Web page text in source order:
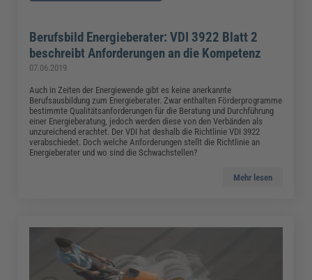
Berufsbild Energieberater: VDI 3922 Blatt 2
beschreibt Anforderungen an die Kompetenz
07.06.2019
Auch in Zeiten der Energiewende gibt es keine anerkannte
Berufsausbildung zum Energieberater. Zwar enthalten Förderprogramme
bestimmte Qualitätsanforderungen für die Beratung und Durchführung
einer Energieberatung, jedoch werden diese von den Verbänden als
unzureichend erachtet. Der VDI hat deshalb die Richtlinie VDI 3922
verabschiedet. Doch welche Anforderungen stellt die Richtlinie an
Energieberater und wo sind die Schwachstellen?
Mehr lesen